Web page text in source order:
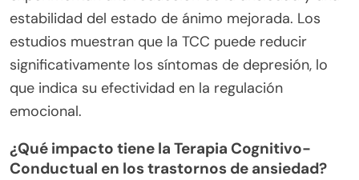
estabilidad del estado de ánimo mejorada. Los
estudios muestran que la TCC puede reducir
significativamente los síntomas de depresión, lo
que indica su efectividad en la regulación
emocional.
¿Qué impacto tiene la Terapia Cognitivo-
Conductual en los trastornos de ansiedad?